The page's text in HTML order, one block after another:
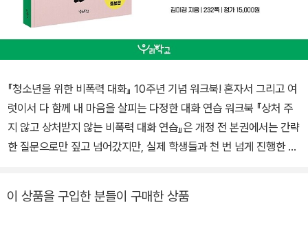
『청소년을 위한 비폭력 대화』 10주년 기념 워크북! 혼자서 그리고 여
럿이서 다 함께 내 마음을 살피는 다정한 대화 연습 워크북 『상처 주
지 않고 상처받지 않는 비폭력 대화 연습』은 개정 전 본권에서는 간략
한 질문으로만 짚고 넘어갔지만, 실제 학생들과 천 번 넘게 진행한 강
다. 시작 활동으로 마음을 열고, 관찰/느낌/욕구/부탁으로 이어지는
이 상품을 구입한 분들이 구매한 상품